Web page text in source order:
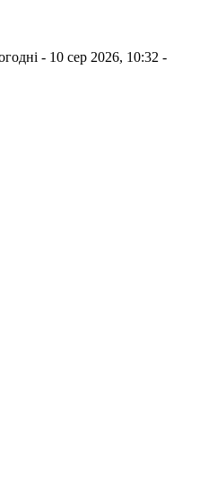
- 10 сер 2026, 10:32 -